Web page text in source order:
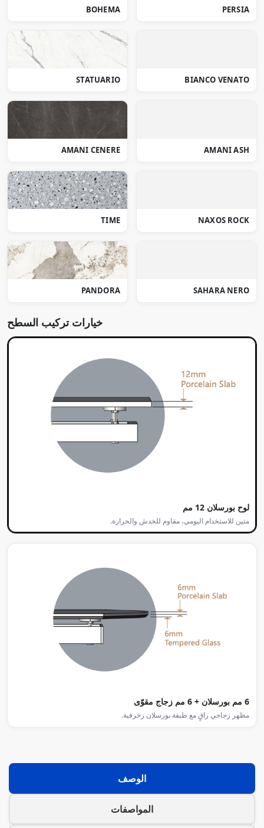
PERSIA
BOHEMA
BIANCO VENATO
STATUARIO
AMANI ASH
AMANI CENERE
NAXOS ROCK
TIME
SAHARA NERO
PANDORA
خيارات تركيب السطح
لوح بورسلان 12 مم
متين للاستخدام اليومي، مقاوم للخدش والحرارة.
6 مم بورسلان + 6 مم زجاج مقوّى
مظهر زجاجي راقٍ مع طبقة بورسلان زخرفية.
الوصف
المواصفات